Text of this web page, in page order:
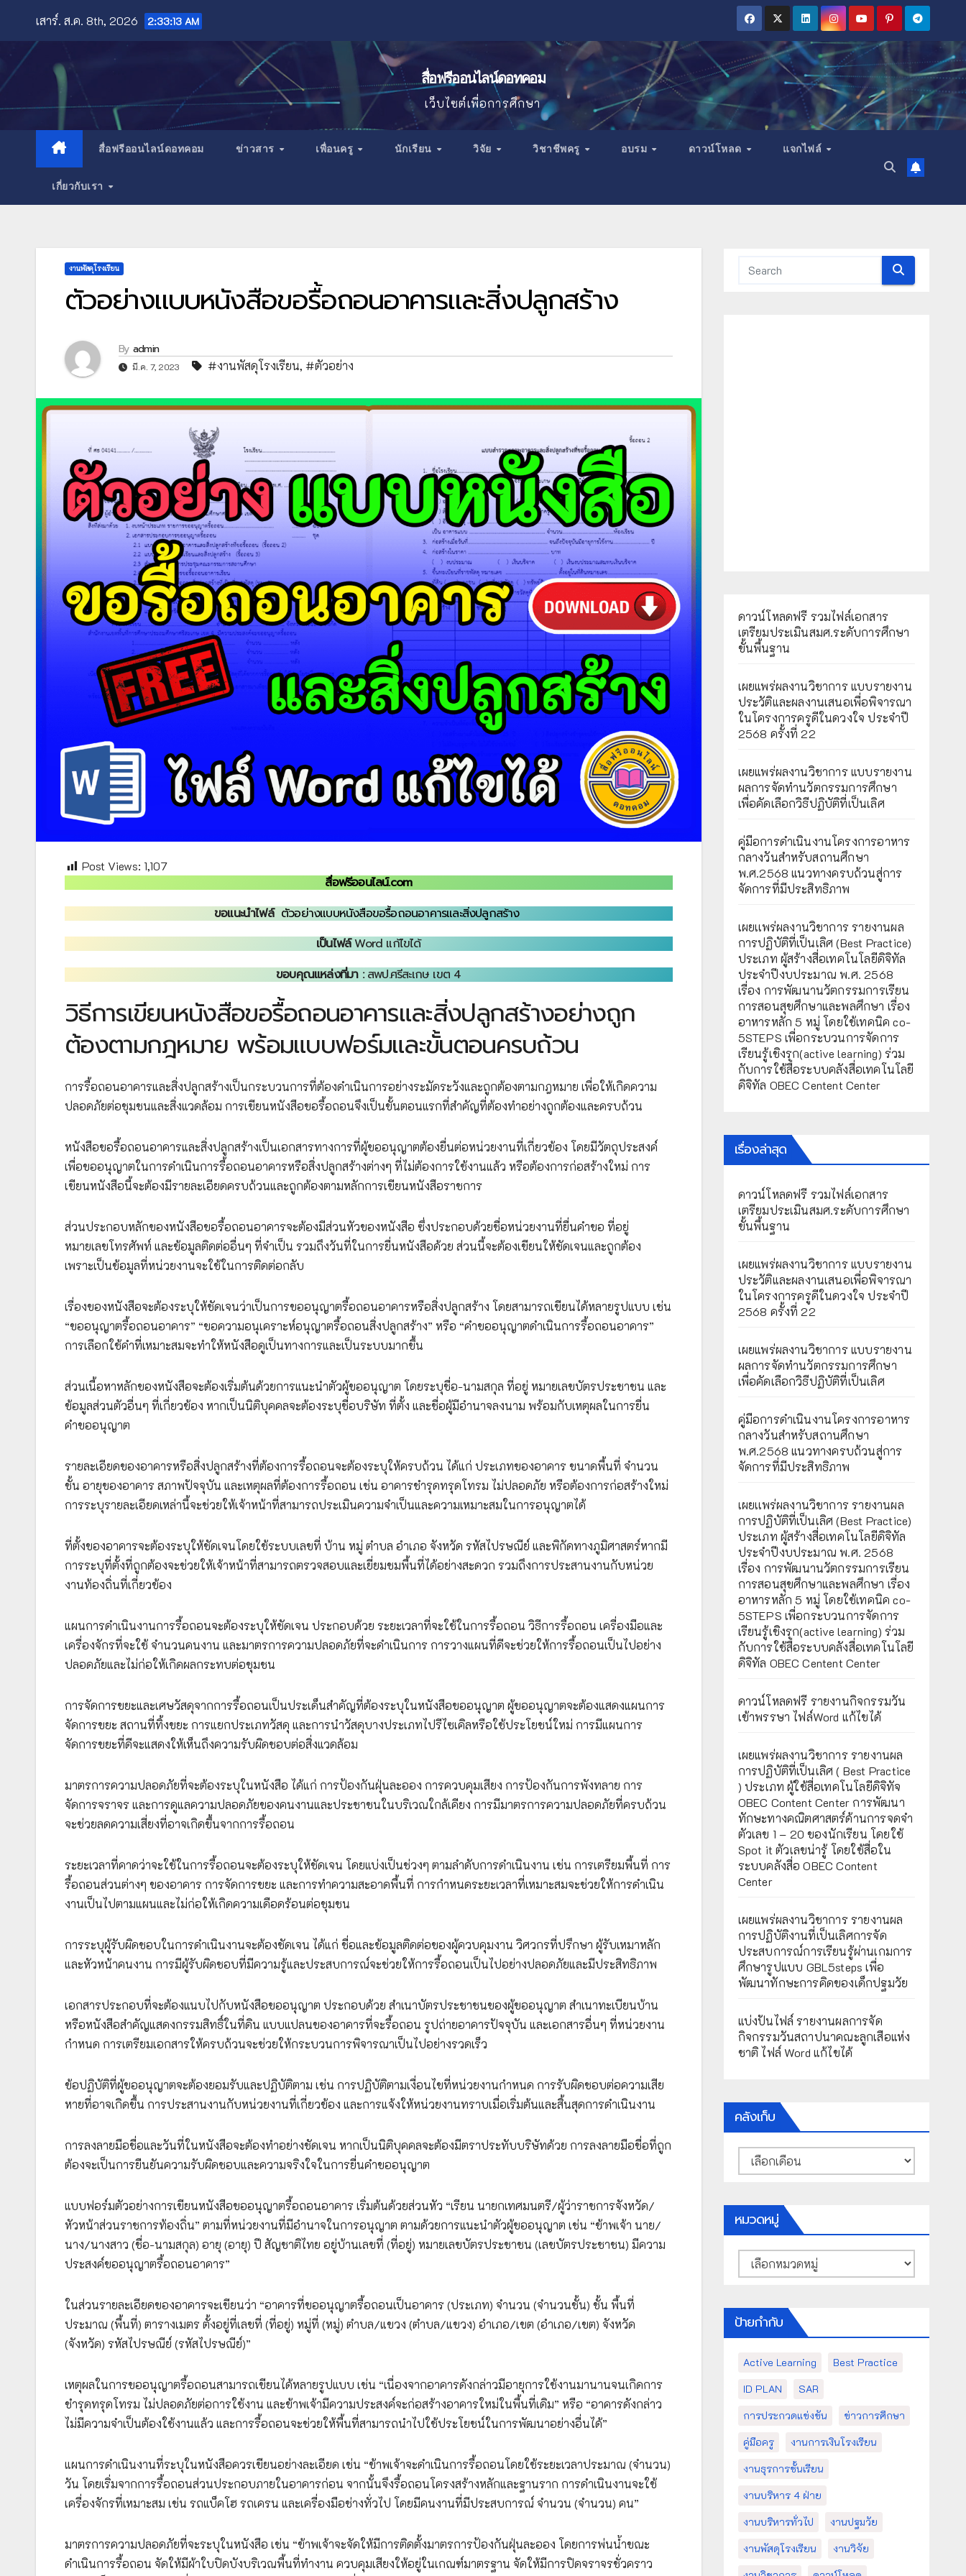
content
เสาร์. ส.ค. 8th, 2026 2:33:14 AM
สื่อฟรีออนไลน์ดอทคอม
เว็บไซต์เพื่อการศึกษา
สื่อฟรีออนไลน์ดอทคอม ข่าวสาร เพื่อนครู นักเรียน วิจัย วิชาชีพครู อบรม ดาวน์โหลด แจกไฟล์
เกี่ยวกับเรา
งานพัสดุโรงเรียน
ตัวอย่างแบบหนังสือขอรื้อถอนอาคารและสิ่งปลูกสร้าง
By admin
มี.ค. 7, 2023 #งานพัสดุโรงเรียน, #ตัวอย่าง
Post Views: 1,107
สื่อฟรีออนไลน์.com
ขอแนะนำไฟล์ ตัวอย่างแบบหนังสือขอรื้อถอนอาคารและสิ่งปลูกสร้าง
เป็นไฟล์Word แก้ไขได้
ขอบคุณแหล่งที่มา :สพป.ศรีสะเกษ เขต 4
วิธีการเขียนหนังสือขอรื้อถอนอาคารและสิ่งปลูกสร้างอย่างถูก
ต้องตามกฎหมาย พร้อมแบบฟอร์มและขั้นตอนครบถ้วน
การรื้อถอนอาคารและสิ่งปลูกสร้างเป็นกระบวนการที่ต้องดำเนินการอย่างระมัดระวังและถูกต้องตามกฎหมาย เพื่อให้เกิดความ
ปลอดภัยต่อชุมชนและสิ่งแวดล้อม การเขียนหนังสือขอรื้อถอนจึงเป็นขั้นตอนแรกที่สำคัญที่ต้องทำอย่างถูกต้องและครบถ้วน
หนังสือขอรื้อถอนอาคารและสิ่งปลูกสร้างเป็นเอกสารทางการที่ผู้ขออนุญาตต้องยื่นต่อหน่วยงานที่เกี่ยวข้อง โดยมีวัตถุประสงค์
เพื่อขออนุญาตในการดำเนินการรื้อถอนอาคารหรือสิ่งปลูกสร้างต่างๆ ที่ไม่ต้องการใช้งานแล้ว หรือต้องการก่อสร้างใหม่ การ
เขียนหนังสือนี้จะต้องมีรายละเอียดครบถ้วนและถูกต้องตามหลักการเขียนหนังสือราชการ
ส่วนประกอบหลักของหนังสือขอรื้อถอนอาคารจะต้องมีส่วนหัวของหนังสือ ซึ่งประกอบด้วยชื่อหน่วยงานที่ยื่นคำขอ ที่อยู่
หมายเลขโทรศัพท์ และข้อมูลติดต่ออื่นๆ ที่จำเป็น รวมถึงวันที่ในการยื่นหนังสือด้วย ส่วนนี้จะต้องเขียนให้ชัดเจนและถูกต้อง
เพราะเป็นข้อมูลที่หน่วยงานจะใช้ในการติดต่อกลับ
เรื่องของหนังสือจะต้องระบุให้ชัดเจนว่าเป็นการขออนุญาตรื้อถอนอาคารหรือสิ่งปลูกสร้าง โดยสามารถเขียนได้หลายรูปแบบ เช่น
“ขออนุญาตรื้อถอนอาคาร” “ขอความอนุเคราะห์อนุญาตรื้อถอนสิ่งปลูกสร้าง” หรือ “คำขออนุญาตดำเนินการรื้อถอนอาคาร”
การเลือกใช้คำที่เหมาะสมจะทำให้หนังสือดูเป็นทางการและเป็นระบบมากขึ้น
ส่วนเนื้อหาหลักของหนังสือจะต้องเริ่มต้นด้วยการแนะนำตัวผู้ขออนุญาต โดยระบุชื่อ-นามสกุล ที่อยู่ หมายเลขบัตรประชาชน และ
ข้อมูลส่วนตัวอื่นๆ ที่เกี่ยวข้อง หากเป็นนิติบุคคลจะต้องระบุชื่อบริษัท ที่ตั้ง และชื่อผู้มีอำนาจลงนาม พร้อมกับเหตุผลในการยื่น
คำขออนุญาต
รายละเอียดของอาคารหรือสิ่งปลูกสร้างที่ต้องการรื้อถอนจะต้องระบุให้ครบถ้วน ได้แก่ ประเภทของอาคาร ขนาดพื้นที่ จำนวน
ชั้น อายุของอาคาร สภาพปัจจุบัน และเหตุผลที่ต้องการรื้อถอน เช่น อาคารชำรุดทรุดโทรม ไม่ปลอดภัย หรือต้องการก่อสร้างใหม่
การระบุรายละเอียดเหล่านี้จะช่วยให้เจ้าหน้าที่สามารถประเมินความจำเป็นและความเหมาะสมในการอนุญาตได้
ที่ตั้งของอาคารจะต้องระบุให้ชัดเจนโดยใช้ระบบเลขที่ บ้าน หมู่ ตำบล อำเภอ จังหวัด รหัสไปรษณีย์ และพิกัดทางภูมิศาสตร์หากมี
การระบุที่ตั้งที่ถูกต้องจะช่วยให้เจ้าหน้าที่สามารถตรวจสอบและเยี่ยมชมพื้นที่ได้อย่างสะดวก รวมถึงการประสานงานกับหน่วย
งานท้องถิ่นที่เกี่ยวข้อง
แผนการดำเนินงานการรื้อถอนจะต้องระบุให้ชัดเจน ประกอบด้วย ระยะเวลาที่จะใช้ในการรื้อถอน วิธีการรื้อถอน เครื่องมือและ
เครื่องจักรที่จะใช้ จำนวนคนงาน และมาตรการความปลอดภัยที่จะดำเนินการ การวางแผนที่ดีจะช่วยให้การรื้อถอนเป็นไปอย่าง
ปลอดภัยและไม่ก่อให้เกิดผลกระทบต่อชุมชน
การจัดการขยะและเศษวัสดุจากการรื้อถอนเป็นประเด็นสำคัญที่ต้องระบุในหนังสือขออนุญาต ผู้ขออนุญาตจะต้องแสดงแผนการ
จัดการขยะ สถานที่ทิ้งขยะ การแยกประเภทวัสดุ และการนำวัสดุบางประเภทไปรีไซเคิลหรือใช้ประโยชน์ใหม่ การมีแผนการ
จัดการขยะที่ดีจะแสดงให้เห็นถึงความรับผิดชอบต่อสิ่งแวดล้อม
มาตรการความปลอดภัยที่จะต้องระบุในหนังสือ ได้แก่ การป้องกันฝุ่นละออง การควบคุมเสียง การป้องกันการพังทลาย การ
จัดการจราจร และการดูแลความปลอดภัยของคนงานและประชาชนในบริเวณใกล้เคียง การมีมาตรการความปลอดภัยที่ครบถ้วน
จะช่วยลดความเสี่ยงที่อาจเกิดขึ้นจากการรื้อถอน
ระยะเวลาที่คาดว่าจะใช้ในการรื้อถอนจะต้องระบุให้ชัดเจน โดยแบ่งเป็นช่วงๆ ตามลำดับการดำเนินงาน เช่น การเตรียมพื้นที่ การ
รื้อถอนส่วนต่างๆ ของอาคาร การจัดการขยะ และการทำความสะอาดพื้นที่ การกำหนดระยะเวลาที่เหมาะสมจะช่วยให้การดำเนิน
งานเป็นไปตามแผนและไม่ก่อให้เกิดความเดือดร้อนต่อชุมชน
การระบุผู้รับผิดชอบในการดำเนินงานจะต้องชัดเจน ได้แก่ ชื่อและข้อมูลติดต่อของผู้ควบคุมงาน วิศวกรที่ปรึกษา ผู้รับเหมาหลัก
และหัวหน้าคนงาน การมีผู้รับผิดชอบที่มีความรู้และประสบการณ์จะช่วยให้การรื้อถอนเป็นไปอย่างปลอดภัยและมีประสิทธิภาพ
เอกสารประกอบที่จะต้องแนบไปกับหนังสือขออนุญาต ประกอบด้วย สำเนาบัตรประชาชนของผู้ขออนุญาต สำเนาทะเบียนบ้าน
หรือหนังสือสำคัญแสดงกรรมสิทธิ์ในที่ดิน แบบแปลนของอาคารที่จะรื้อถอน รูปถ่ายอาคารปัจจุบัน และเอกสารอื่นๆ ที่หน่วยงาน
กำหนด การเตรียมเอกสารให้ครบถ้วนจะช่วยให้กระบวนการพิจารณาเป็นไปอย่างรวดเร็ว
ข้อปฏิบัติที่ผู้ขออนุญาตจะต้องยอมรับและปฏิบัติตาม เช่น การปฏิบัติตามเงื่อนไขที่หน่วยงานกำหนด การรับผิดชอบต่อความเสีย
หายที่อาจเกิดขึ้น การประสานงานกับหน่วยงานที่เกี่ยวข้อง และการแจ้งให้หน่วยงานทราบเมื่อเริ่มต้นและสิ้นสุดการดำเนินงาน
การลงลายมือชื่อและวันที่ในหนังสือจะต้องทำอย่างชัดเจน หากเป็นนิติบุคคลจะต้องมีตราประทับบริษัทด้วย การลงลายมือชื่อที่ถูก
ต้องจะเป็นการยืนยันความรับผิดชอบและความจริงใจในการยื่นคำขออนุญาต
แบบฟอร์มตัวอย่างการเขียนหนังสือขออนุญาตรื้อถอนอาคาร เริ่มต้นด้วยส่วนหัว “เรียน นายกเทศมนตรี/ผู้ว่าราชการจังหวัด/
หัวหน้าส่วนราชการท้องถิ่น” ตามที่หน่วยงานที่มีอำนาจในการอนุญาต ตามด้วยการแนะนำตัวผู้ขออนุญาต เช่น “ข้าพเจ้า นาย/
นาง/นางสาว (ชื่อ-นามสกุล) อายุ (อายุ) ปี สัญชาติไทย อยู่บ้านเลขที่ (ที่อยู่) หมายเลขบัตรประชาชน (เลขบัตรประชาชน) มีความ
ประสงค์ขออนุญาตรื้อถอนอาคาร”
ในส่วนรายละเอียดของอาคารจะเขียนว่า “อาคารที่ขออนุญาตรื้อถอนเป็นอาคาร (ประเภท) จำนวน (จำนวนชั้น) ชั้น พื้นที่
ประมาณ (พื้นที่) ตารางเมตร ตั้งอยู่ที่เลขที่ (ที่อยู่) หมู่ที่ (หมู่) ตำบล/แขวง (ตำบล/แขวง) อำเภอ/เขต (อำเภอ/เขต) จังหวัด
(จังหวัด) รหัสไปรษณีย์ (รหัสไปรษณีย์)”
เหตุผลในการขออนุญาตรื้อถอนสามารถเขียนได้หลายรูปแบบ เช่น “เนื่องจากอาคารดังกล่าวมีอายุการใช้งานมานานจนเกิดการ
ชำรุดทรุดโทรม ไม่ปลอดภัยต่อการใช้งาน และข้าพเจ้ามีความประสงค์จะก่อสร้างอาคารใหม่ในพื้นที่เดิม” หรือ “อาคารดังกล่าว
ไม่มีความจำเป็นต้องใช้งานแล้ว และการรื้อถอนจะช่วยให้พื้นที่สามารถนำไปใช้ประโยชน์ในการพัฒนาอย่างอื่นได้”
แผนการดำเนินงานที่ระบุในหนังสือควรเขียนอย่างละเอียด เช่น “ข้าพเจ้าจะดำเนินการรื้อถอนโดยใช้ระยะเวลาประมาณ (จำนวน)
วัน โดยเริ่มจากการรื้อถอนส่วนประกอบภายในอาคารก่อน จากนั้นจึงรื้อถอนโครงสร้างหลักและฐานราก การดำเนินงานจะใช้
เครื่องจักรที่เหมาะสม เช่น รถแบ็คโฮ รถเครน และเครื่องมือช่างทั่วไป โดยมีคนงานที่มีประสบการณ์ จำนวน (จำนวน) คน”
มาตรการความปลอดภัยที่จะระบุในหนังสือ เช่น “ข้าพเจ้าจะจัดให้มีการติดตั้งมาตรการป้องกันฝุ่นละออง โดยการพ่นน้ำขณะ
ดำเนินการรื้อถอน จัดให้มีผ้าใบปิดบังบริเวณพื้นที่ทำงาน ควบคุมเสียงให้อยู่ในเกณฑ์มาตรฐาน จัดให้มีการปิดจราจรชั่วคราว
ดาวน์โหลดฟรี รวมไฟล์เอกสาร
เตรียมประเมินสมศ.ระดับการศึกษา
ขั้นพื้นฐาน
เผยแพร่ผลงานวิชาการ แบบรายงาน
ประวัติและผลงานเสนอเพื่อพิจารณา
ในโครงการครูดีในดวงใจ ประจำปี
2568 ครั้งที่ 22
เผยแพร่ผลงานวิชาการ แบบรายงาน
ผลการจัดทำนวัตกรรมการศึกษา
เพื่อคัดเลือกวิธีปฏิบัติที่เป็นเลิศ
คู่มือการดำเนินงานโครงการอาหาร
กลางวันสำหรับสถานศึกษา
พ.ศ.2568 แนวทางครบถ้วนสู่การ
จัดการที่มีประสิทธิภาพ
เผยเเพร่ผลงานวิชาการ รายงานผล
การปฏิบัติที่เป็นเลิศ (Best Practice)
ประเภท ผู้สร้างสื่อเทคโนโลยีดิจิทัล
ประจำปีงบประมาณ พ.ศ. 2568
เรื่อง การพัฒนานวัตกรรมการเรียน
การสอนสุขศึกษาและพลศึกษา เรื่อง
อาหารหลัก 5 หมู่ โดยใช้เทคนิค co-
5STEPS เพื่อกระบวนการจัดการ
เรียนรู้เชิงรุก(active learning) ร่วม
กับการใช้สื่อระบบคลังสื่อเทคโนโลยี
ดิจิทัล OBEC Centent Center
เรื่องล่าสุด
ดาวน์โหลดฟรี รวมไฟล์เอกสาร
เตรียมประเมินสมศ.ระดับการศึกษา
ขั้นพื้นฐาน
เผยแพร่ผลงานวิชาการ แบบรายงาน
ประวัติและผลงานเสนอเพื่อพิจารณา
ในโครงการครูดีในดวงใจ ประจำปี
2568 ครั้งที่ 22
เผยแพร่ผลงานวิชาการ แบบรายงาน
ผลการจัดทำนวัตกรรมการศึกษา
เพื่อคัดเลือกวิธีปฏิบัติที่เป็นเลิศ
คู่มือการดำเนินงานโครงการอาหาร
กลางวันสำหรับสถานศึกษา
พ.ศ.2568 แนวทางครบถ้วนสู่การ
จัดการที่มีประสิทธิภาพ
เผยเเพร่ผลงานวิชาการ รายงานผล
การปฏิบัติที่เป็นเลิศ (Best Practice)
ประเภท ผู้สร้างสื่อเทคโนโลยีดิจิทัล
ประจำปีงบประมาณ พ.ศ. 2568
เรื่อง การพัฒนานวัตกรรมการเรียน
การสอนสุขศึกษาและพลศึกษา เรื่อง
อาหารหลัก 5 หมู่ โดยใช้เทคนิค co-
5STEPS เพื่อกระบวนการจัดการ
เรียนรู้เชิงรุก(active learning) ร่วม
กับการใช้สื่อระบบคลังสื่อเทคโนโลยี
ดิจิทัล OBEC Centent Center
ดาวน์โหลดฟรี รายงานกิจกรรมวัน
เข้าพรรษา ไฟล์Word แก้ไขได้
เผยแพร่ผลงานวิชาการ รายงานผล
การปฏิบัติที่เป็นเลิศ ( Best Practice
) ประเภท ผู้ใช้สื่อเทคโนโลยีดิจิทัจ
OBEC Content Center การพัฒนา
ทักษะทางคณิตศาสตร์ด้านการจดจำ
ตัวเลข 1 – 20 ของนักเรียน โดยใช้
Spot it ตัวเลขน่ารู้ โดยใช้สื่อใน
ระบบคลังสื่อ OBEC Content
Center
เผยแพร่ผลงานวิชาการ รายงานผล
การปฏิบัติงานที่เป็นเลิศการจัด
ประสบการณ์การเรียนรู้ผ่านเกมการ
ศึกษารูปแบบ GBL5steps เพื่อ
พัฒนาทักษะการคิดของเด็กปฐมวัย
แบ่งปันไฟล์ รายงานผลการจัด
กิจกรรมวันสถาปนาคณะลูกเสือแห่ง
ชาติ ไฟล์ Word แก้ไขได้
คลังเก็บ
คลัง
เก็บ
หมวดหมู่
หมวด
หมู่
ป้ายกำกับ
Active Learning
Best Practice
ID PLAN
SAR
การประกวดแข่งขัน
ข่าวการศึกษา
คู่มือครู
งานการเงินโรงเรียน
งานธุรการชั้นเรียน
งานบริหาร 4 ฝ่าย
งานบริหารทั่วไป
งานปฐมวัย
งานพัสดุโรงเรียน
งานวิจัย